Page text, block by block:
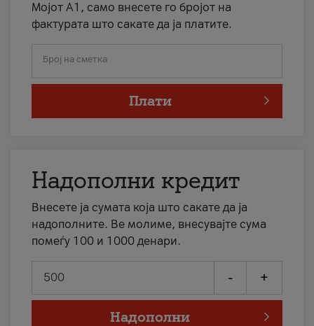
Мојот А1, само внесете го бројот на
фактурата што сакате да ја платите.
Број на сметка
Плати
Надополни кредит
Внесете ја сумата која што сакате да ја
надополните. Ве молиме, внесувајте сума
помеѓу 100 и 1000 денари.
- +
Надополни